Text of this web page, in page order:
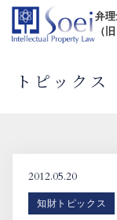
弁
（
弁理士紹介
トピックス
2012.05.20
知財トピックス